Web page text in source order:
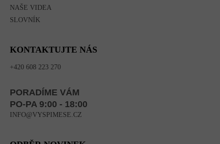
NAŠE VIDEA
SLOVNÍK
KONTAKTUJTE NÁS
+420 608 223 270
PORADÍME VÁM
PO-PA 9:00 - 18:00
INFO@VYSPIMESE.CZ